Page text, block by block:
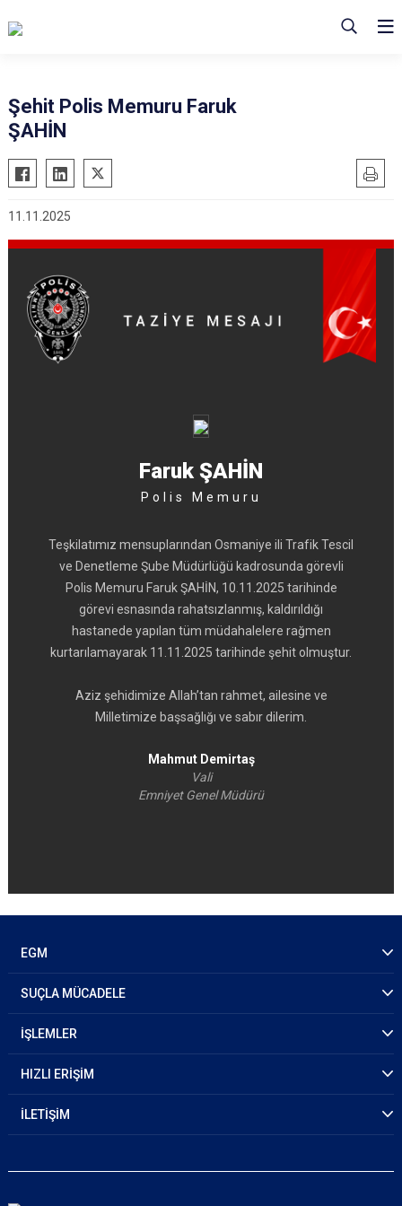
Şehit Polis Memuru Faruk
ŞAHİN
11.11.2025
Faruk ŞAHİN
Polis Memuru
Teşkilatımız mensuplarından Osmaniye ili Trafik Tescil
ve Denetleme Şube Müdürlüğü kadrosunda görevli
Polis Memuru Faruk ŞAHİN, 10.11.2025 tarihinde
görevi esnasında rahatsızlanmış, kaldırıldığı
hastanede yapılan tüm müdahalelere rağmen
kurtarılamayarak 11.11.2025 tarihinde şehit olmuştur.
Aziz şehidimize Allah’tan rahmet, ailesine ve
Milletimize başsağlığı ve sabır dilerim.
Mahmut Demirtaş
Vali
Emniyet Genel Müdürü
EGM
SUÇLA MÜCADELE
İŞLEMLER
HIZLI ERİŞİM
İLETİŞİM